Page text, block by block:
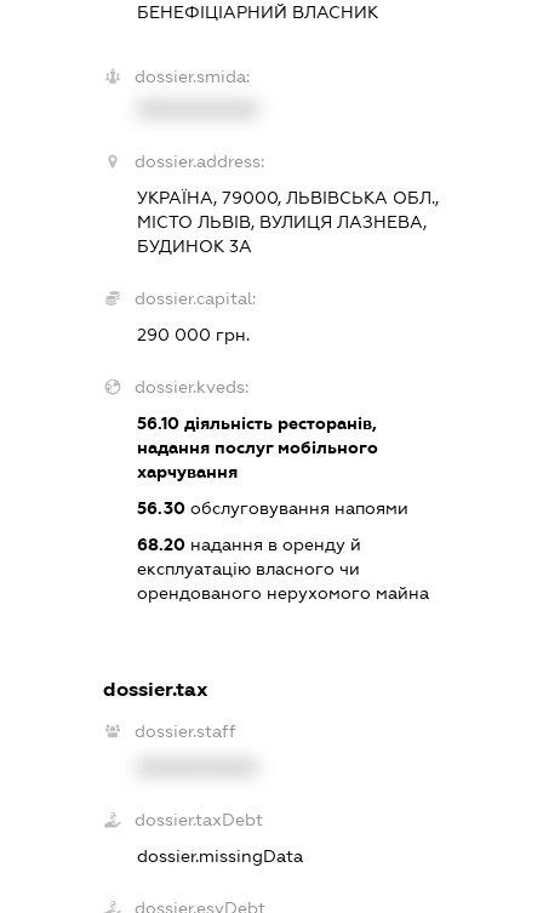
БЕНЕФІЦІАРНИЙ ВЛАСНИК
dossier.smida:
dossier.address:
УКРАЇНА, 79000, ЛЬВІВСЬКА ОБЛ.,
МІСТО ЛЬВІВ, ВУЛИЦЯ ЛАЗНЕВА,
БУДИНОК 3А
dossier.capital:
290 000 грн.
dossier.kveds:
56.10 діяльність ресторанів,
надання послуг мобільного
харчування
56.30 обслуговування напоями
68.20 надання в оренду й
експлуатацію власного чи
орендованого нерухомого майна
dossier.tax
dossier.staff
dossier.taxDebt
dossier.missingData
dossier.esvDebt